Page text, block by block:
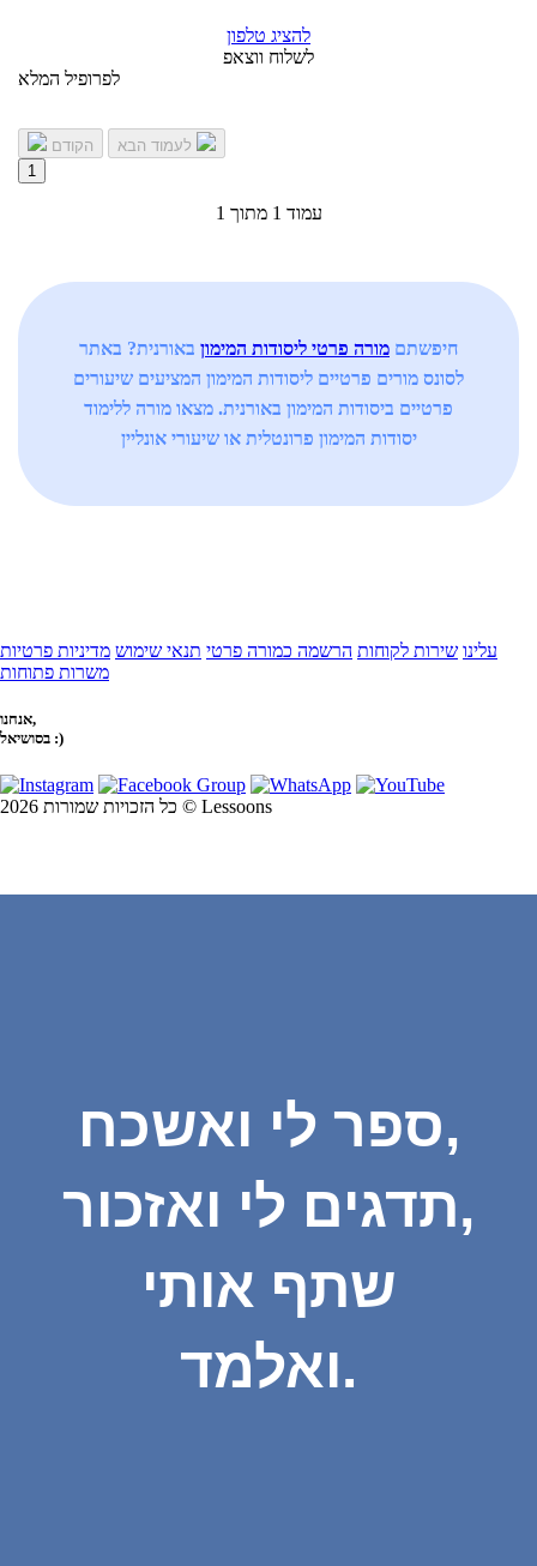
להציג טלפון
לשלוח ווצאפ
לפרופיל המלא
הקודם
1
עמוד 1 מתוך 1
חיפשתם מורה פרטי ליסודות המימון באורנית? באתר
לסונס מורים פרטיים ליסודות המימון המציעים שיעורים
פרטיים ביסודות המימון באורנית. מצאו מורה ללימוד
יסודות המימון פרונטלית או שיעורי אונליין
עלינו שירות לקוחות הרשמה כמורה פרטי תנאי שימוש מדיניות פרטיות
משרות פתוחות
אנחנו,
בסושיאל :)
כל הזכויות שמורות 2026 © Lessoons
ספר לי ואשכח,
תדגים לי ואזכור,
שתף אותי
ואלמד.